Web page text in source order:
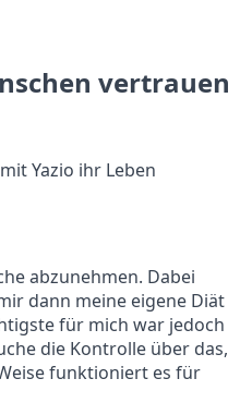
vertrauen
Yazio ihr Leben
abzunehmen. Dabei
dann meine eigene Diät
für mich war jedoch
die Kontrolle über das,
funktioniert es für